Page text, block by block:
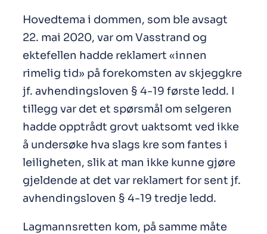
Hovedtema i dommen, som ble avsagt
22. mai 2020, var om Vasstrand og
ektefellen hadde reklamert «innen
rimelig tid» på forekomsten av skjeggkre
jf. avhendingsloven § 4-19 første ledd. I
tillegg var det et spørsmål om selgeren
hadde opptrådt grovt uaktsomt ved ikke
å undersøke hva slags kre som fantes i
leiligheten, slik at man ikke kunne gjøre
gjeldende at det var reklamert for sent jf.
avhendingsloven § 4-19 tredje ledd.
Lagmannsretten kom, på samme måte